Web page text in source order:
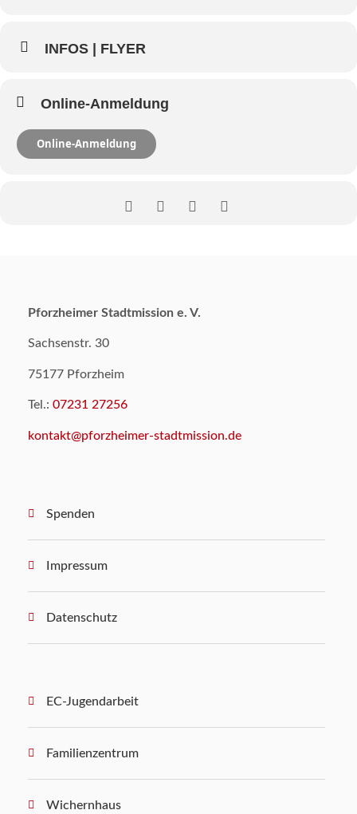
INFOS | FLYER
Online-Anmeldung
Online-Anmeldung
Pforzheimer Stadtmission e. V.
Sachsenstr. 30
75177 Pforzheim
Tel.: 07231 27256
kontakt@pforzheimer-stadtmission.de
Spenden
Impressum
Datenschutz
EC-Jugendarbeit
Familienzentrum
Wichernhaus